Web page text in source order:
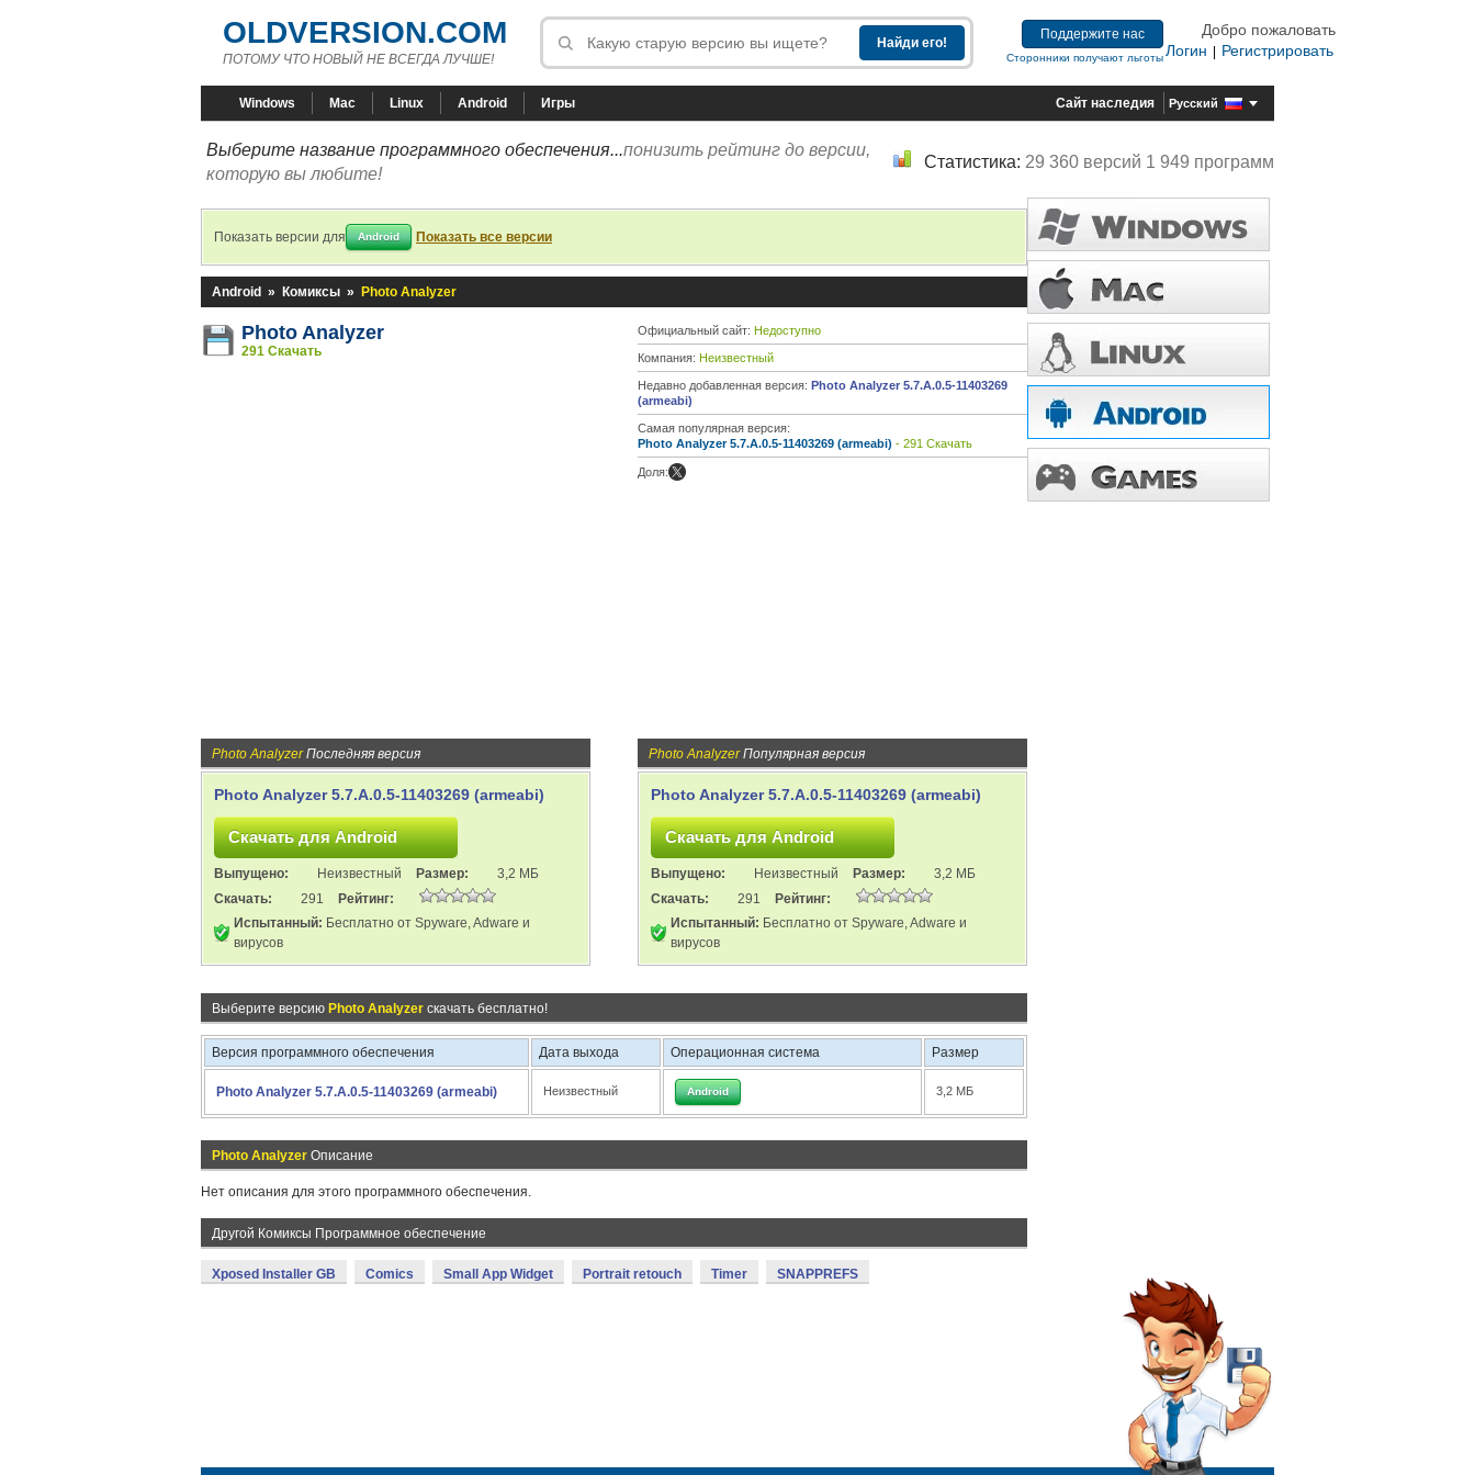
OLDVERSION.COM
ПОТОМУ ЧТО НОВЫЙ НЕ ВСЕГДА ЛУЧШЕ!
Поддержите нас
Сторонники получают льготы
Добро пожаловать
Логин
Регистрировать
Windows Mac Linux Android Игры Сайт наследия Русский
Выберите название программного обеспечения...понизить рейтинг до версии,
которую вы любите!
Статистика: 29 360 версий 1 949 программ
Показать версии для Android Показать все версии
Android » Комиксы » Photo Analyzer
Photo Analyzer
291 Скачать
Официальный сайт: Недоступно
Компания: Неизвестный
Недавно добавленная версия: Photo Analyzer 5.7.A.0.5-11403269
(armeabi)
Самая популярная версия:
Photo Analyzer 5.7.A.0.5-11403269 (armeabi) - 291 Скачать
Доля:
Photo AnalyzerПоследняя версия
Photo Analyzer 5.7.A.0.5-11403269 (armeabi)
Выпущено: Неизвестный Размер:
3,2 МБ
Скачать:
291
Рейтинг:
Испытанный: Бесплатно от Spyware, Adware и
вирусов
Photo AnalyzerПопулярная версия
Photo Analyzer 5.7.A.0.5-11403269 (armeabi)
Выпущено: Неизвестный Размер:
3,2 МБ
Скачать:
291
Рейтинг:
Испытанный: Бесплатно от Spyware, Adware и
вирусов
Выберите версию Photo Analyzer скачать бесплатно!
Версия программного обеспечения Дата выхода Операционная система Размер
Photo Analyzer 5.7.A.0.5-11403269 (armeabi) Неизвестный Android 3,2 МБ
Photo Analyzer Описание
Нет описания для этого программного обеспечения.
Другой Комиксы Программное обеспечение
Xposed Installer GB Comics Small App Widget Portrait retouch Timer SNAPPREFS